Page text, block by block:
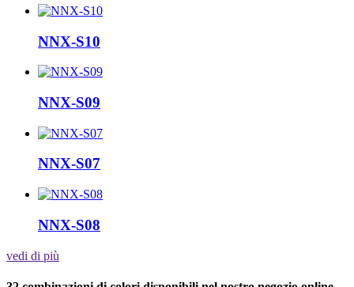
NNX-S10
NNX-S09
NNX-S07
NNX-S08
vedi di più